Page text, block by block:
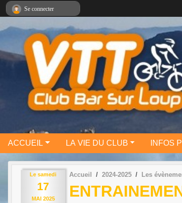
ACCUEIL LA VIE DU CLUB INFOS
Le samedi
17
MAI 2025
Accueil 2024-2025 Les
Se connecter
Panneau de gestion des cookies